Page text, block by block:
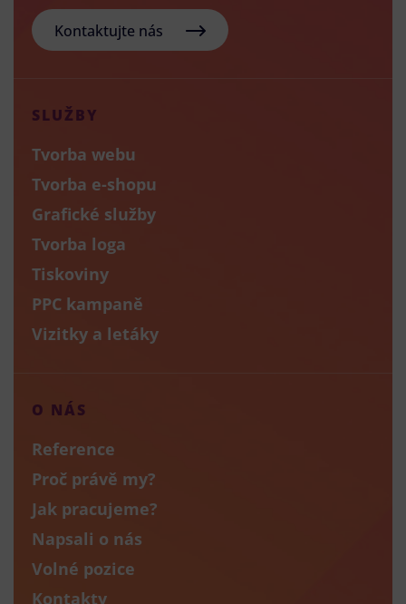
Kontaktujte nás
SLUŽBY
Tvorba webu
Tvorba e-shopu
Grafické služby
Tvorba loga
Tiskoviny
PPC kampaně
Vizitky a letáky
O NÁS
Reference
Proč právě my?
Jak pracujeme?
Napsali o nás
Volné pozice
Kontakty